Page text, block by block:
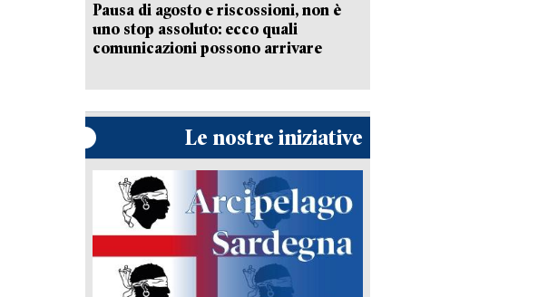
Pausa di agosto e riscossioni, non è
uno stop assoluto: ecco quali
comunicazioni possono arrivare
Le nostre iniziative